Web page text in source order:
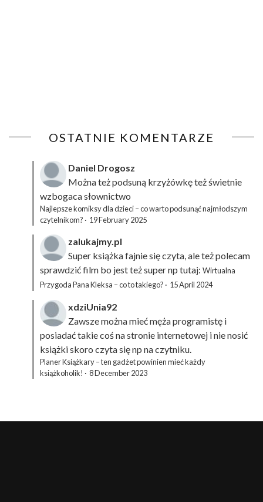
OSTATNIE KOMENTARZE
Daniel Drogosz
Można też podsuną krzyżówkęteż świetnie
wzbogaca słownictwo
Najlepsze komiksy dla dzieci – co warto podsunąć najmłodszym
czytelnikom? · 19 February 2025
zalukajmy.pl
Super książka fajnie się czyta, ale też polecam
sprawdzić film bo jest też super np tutaj: Wirtualna
Przygoda Pana Kleksa – co to takiego? · 15 April 2024
xdziUnia92
Zawsze można mieć męża programistę i
posiadać takie coś na stronie internetowej i nie nosić
książki skoro czyta się np na czytniku.
Planer Książkary – ten gadżet powinien mieć każdy
książkoholik! · 8 December 2023